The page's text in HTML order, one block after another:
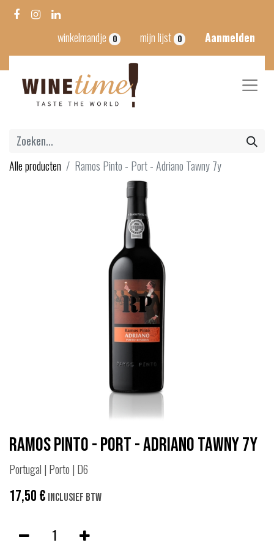
winkelmandje 0 mijn lijst 0 Aanmelden
Alle producten Ramos Pinto - Port - Adriano Tawny 7y
Ramos Pinto - Port - Adriano Tawny 7y
Portugal | Porto | D6
17,50€ Inclusief btw